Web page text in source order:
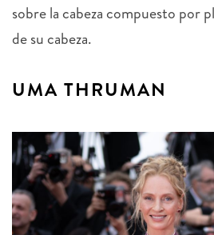
sobre la cabeza compuesto por
de su cabeza.
UMA THRUMAN